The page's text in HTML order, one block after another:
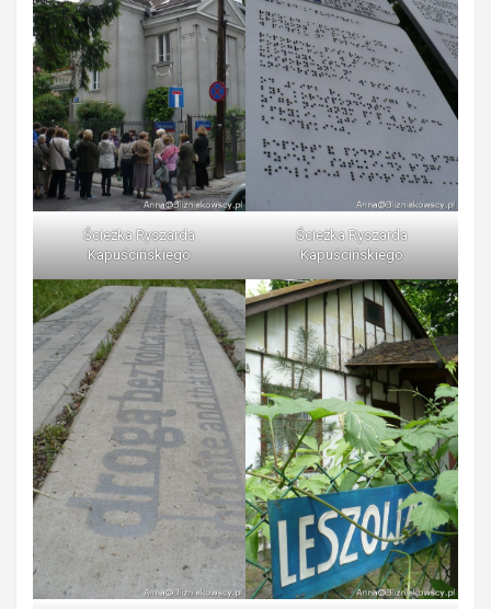
Ścieżka Ryszarda
Kapuścińskiego
Ścieżka Ryszarda
Kapuścińskiego